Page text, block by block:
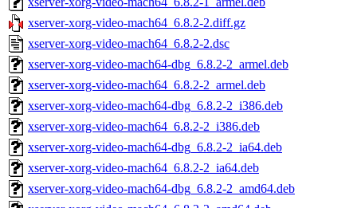
xserver-xorg-video-mach64_6.8.2-2.diff.gz
xserver-xorg-video-mach64_6.8.2-2.dsc
xserver-xorg-video-mach64-dbg_6.8.2-2_armel.deb
xserver-xorg-video-mach64_6.8.2-2_armel.deb
xserver-xorg-video-mach64-dbg_6.8.2-2_i386.deb
xserver-xorg-video-mach64_6.8.2-2_i386.deb
xserver-xorg-video-mach64-dbg_6.8.2-2_ia64.deb
xserver-xorg-video-mach64_6.8.2-2_ia64.deb
xserver-xorg-video-mach64-dbg_6.8.2-2_amd64.deb